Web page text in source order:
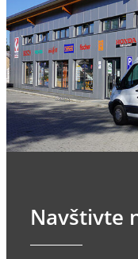
Navštivte